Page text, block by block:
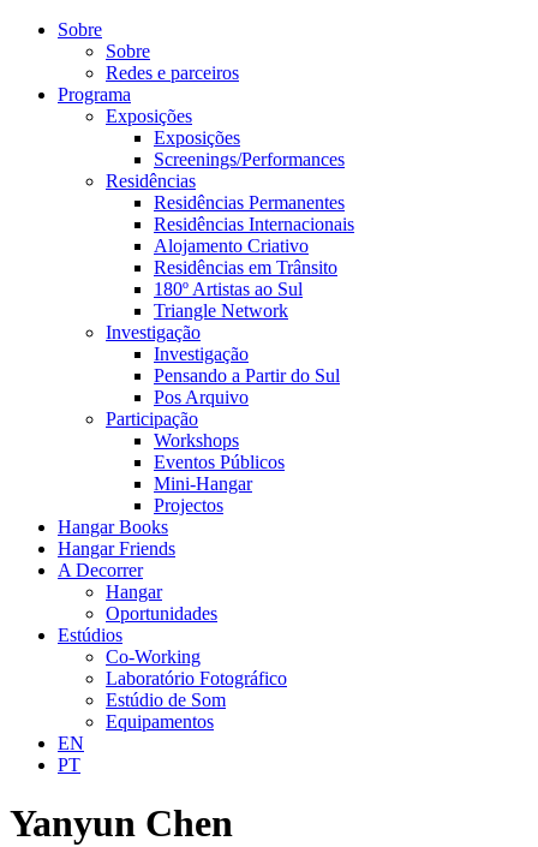
Sobre
Sobre
Redes e parceiros
Programa
Exposições
Exposições
Screenings/Performances
Residências
Residências Permanentes
Residências Internacionais
Alojamento Criativo
Residências em Trânsito
180º Artistas ao Sul
Triangle Network
Investigação
Investigação
Pensando a Partir do Sul
Pos Arquivo
Participação
Workshops
Eventos Públicos
Mini-Hangar
Projectos
Hangar Books
Hangar Friends
A Decorrer
Hangar
Oportunidades
Estúdios
Co-Working
Laboratório Fotográfico
Estúdio de Som
Equipamentos
EN
PT
Yanyun Chen